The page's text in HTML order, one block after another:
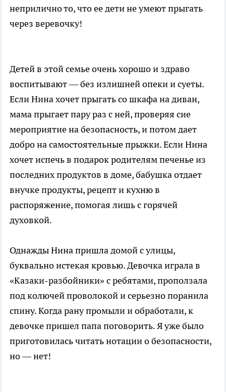
неприлично то, что ее дети не умеют прыгать
через веревочку!
Детей в этой семье очень хорошо и здраво
воспитывают — без излишней опеки и суеты.
Если Нина хочет прыгать со шкафа на диван,
мама прыгает пару раз с ней, проверяя сие
мероприятие на безопасность, и потом дает
добро на самостоятельные прыжки. Если Нина
хочет испечь в подарок родителям печенье из
последних продуктов в доме, бабушка отдает
внучке продукты, рецепт и кухню в
распоряжение, помогая лишь с горячей
духовкой.
Однажды Нина пришла домой с улицы,
буквально истекая кровью. Девочка играла в
«Казаки-разбойники» с ребятами, проползала
под колючей проволокой и серьезно поранила
спину. Когда рану промыли и обработали, к
девочке пришел папа поговорить. Я уже было
приготовилась читать нотации о безопасности,
но — нет!